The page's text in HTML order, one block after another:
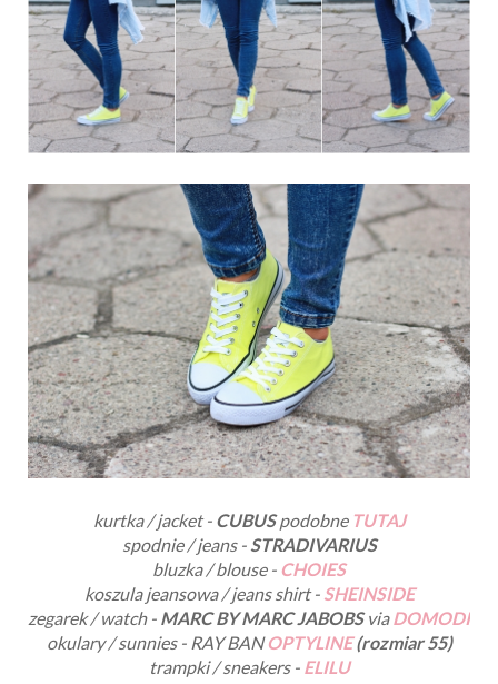
kurtka / jacket - CUBUSpodobne TUTAJ
spodnie / jeans -STRADIVARIUS
bluzka / blouse - CHOIES
koszula jeansowa / jeans shirt - SHEINSIDE
zegarek / watch - MARC BY MARC JABOBSvia DOMODI
okulary / sunnies - RAY BANOPTYLINE(rozmiar 55)
trampki / sneakers - ELILU